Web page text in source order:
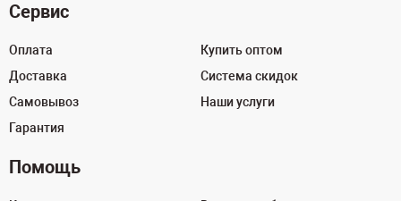
Сервис
Оплата
Доставка
Самовывоз
Гарантия
Купить оптом
Система скидок
Наши услуги
Помощь